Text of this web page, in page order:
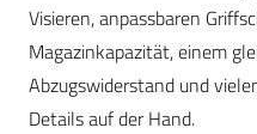
Visieren, anpassbaren
Magazinkapazität, einem
Abzugswiderstand und
Details auf der Hand.